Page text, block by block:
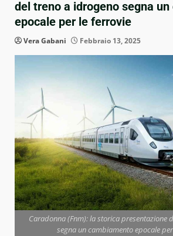
del treno a idrogeno segna
epocale per le ferrovie
Vera Gabani Febbraio 13, 2025
Caradonna (Fnm): la storica presentazione
segna un cambiamento epocale